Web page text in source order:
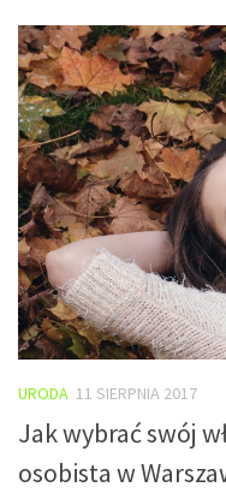
URODA 11 SIERPNIA 2017
Jak wybrać swój
osobista w